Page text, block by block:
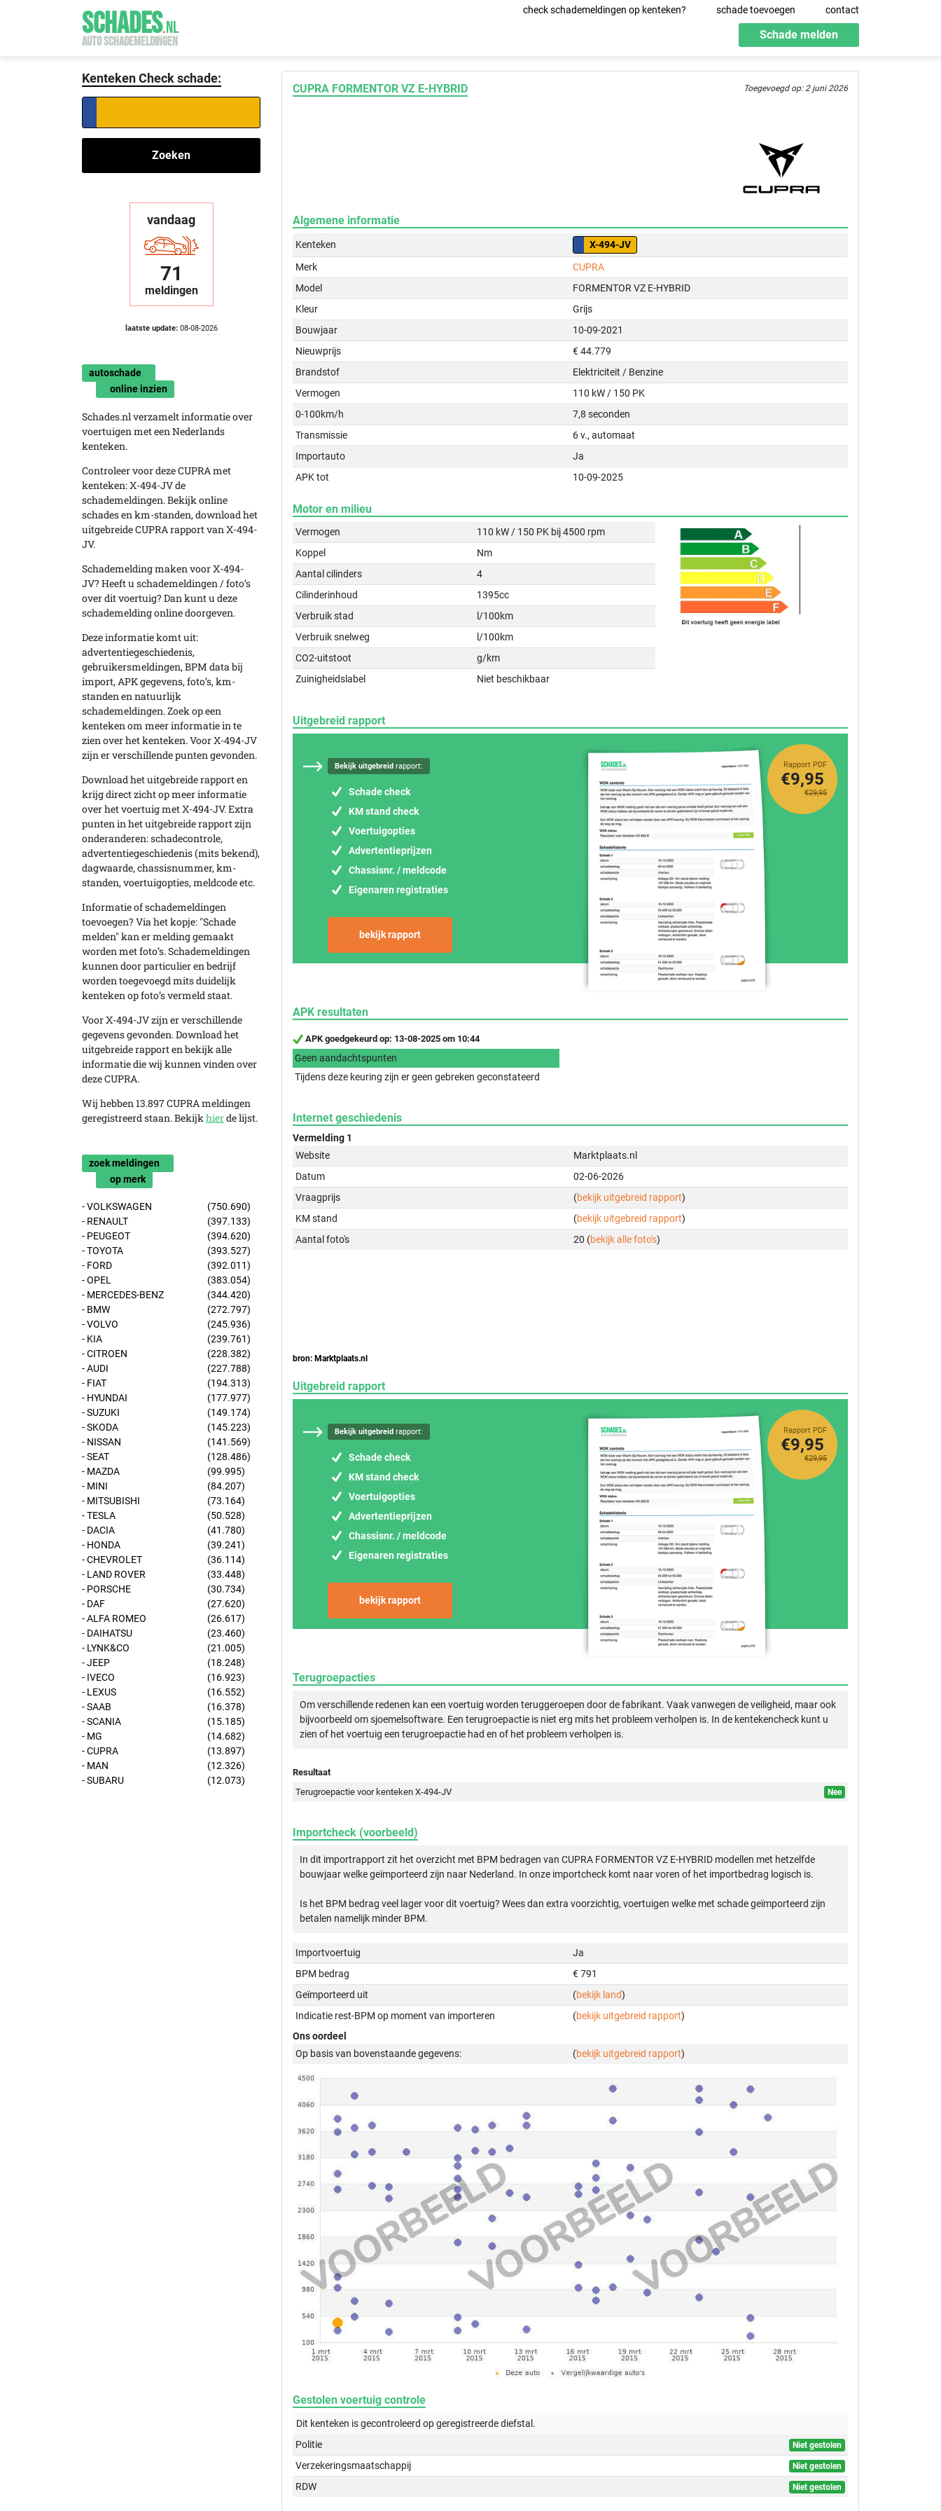
SCHADES.NL
AUTO SCHADEMELDINGEN
check schademeldingen op kenteken? schade toevoegen contact
Schade melden
Kenteken Check schade:
Zoeken
vandaag
71
meldingen
laatste update:08-08-2026
autoschade
online inzien
Schades.nl verzamelt informatie over
voertuigen met een Nederlands
kenteken.
Controleer voor deze CUPRA met
kenteken: X-494-JV de
schademeldingen. Bekijk online
schades en km-standen, download het
uitgebreide CUPRA rapport van X-494-
JV.
Schademelding maken voor X-494-
JV? Heeft u schademeldingen / foto’s
over dit voertuig? Dan kunt u deze
schademelding online doorgeven.
Deze informatie komt uit:
advertentiegeschiedenis,
gebruikersmeldingen, BPM data bij
import, APK gegevens, foto’s, km-
standen en natuurlijk
schademeldingen. Zoek op een
kenteken om meer informatie in te
zien over het kenteken. Voor X-494-JV
zijn er verschillende punten gevonden.
Download het uitgebreide rapport en
krijg direct zicht op meer informatie
over het voertuig met X-494-JV. Extra
punten in het uitgebreide rapport zijn
onderanderen: schadecontrole,
advertentiegeschiedenis (mits bekend),
dagwaarde, chassisnummer, km-
standen, voertuigopties, meldcode etc.
Informatie of schademeldingen
toevoegen? Via het kopje: "Schade
melden" kan er melding gemaakt
worden met foto’s. Schademeldingen
kunnen door particulier en bedrijf
worden toegevoegd mits duidelijk
kenteken op foto’s vermeld staat.
Voor X-494-JV zijn er verschillende
gegevens gevonden. Download het
uitgebreide rapport en bekijk alle
informatie die wij kunnen vinden over
deze CUPRA.
Wij hebben 13.897 CUPRA meldingen
geregistreerd staan. Bekijkhierde lijst.
zoek meldingen
op merk
- VOLKSWAGEN
(750.690)
- RENAULT
(397.133)
- PEUGEOT
(394.620)
- TOYOTA
(393.527)
- FORD
(392.011)
- OPEL
(383.054)
- MERCEDES-BENZ
(344.420)
- BMW
(272.797)
- VOLVO
(245.936)
- KIA
(239.761)
- CITROEN
(228.382)
- AUDI
(227.788)
- FIAT
(194.313)
- HYUNDAI
(177.977)
- SUZUKI
(149.174)
- SKODA
(145.223)
- NISSAN
(141.569)
- SEAT
(128.486)
- MAZDA
(99.995)
- MINI
(84.207)
- MITSUBISHI
(73.164)
- TESLA
(50.528)
- DACIA
(41.780)
- HONDA
(39.241)
- CHEVROLET
(36.114)
- LAND ROVER
(33.448)
- PORSCHE
(30.734)
- DAF
(27.620)
- ALFA ROMEO
(26.617)
- DAIHATSU
(23.460)
- LYNK&CO
(21.005)
- JEEP
(18.248)
- IVECO
(16.923)
- LEXUS
(16.552)
- SAAB
(16.378)
- SCANIA
(15.185)
- MG
(14.682)
- CUPRA
(13.897)
- MAN
(12.326)
- SUBARU
(12.073)
CUPRA FORMENTOR VZ E-HYBRID Toegevoegd op: 2 juni 2026
Algemene informatie
Kenteken
X-494-JV
Merk
CUPRA
Model
FORMENTOR VZ E-HYBRID
Kleur
Grijs
Bouwjaar
10-09-2021
Nieuwprijs
€ 44.779
Brandstof
Elektriciteit / Benzine
Vermogen
110 kW / 150 PK
0-100km/h
7,8 seconden
Transmissie
6 v., automaat
Importauto
Ja
APK tot
10-09-2025
Motor en milieu
Vermogen
110 kW / 150 PK bij 4500 rpm
Koppel
Nm
Aantal cilinders
4
Cilinderinhoud
1395cc
Verbruik stad
l/100km
Verbruik snelweg
l/100km
CO2-uitstoot
g/km
Zuinigheidslabel
Niet beschikbaar
Uitgebreid rapport
Bekijk uitgebreid rapport:
Schade check
KM stand check
Voertuigopties
Advertentieprijzen
Chassisnr. / meldcode
Eigenaren registraties
bekijk rapport
Rapport PDF
€29,95
€9,95
APK resultaten
APK goedgekeurd op: 13-08-2025 om 10:44
Geen aandachtspunten
Tijdens deze keuring zijn er geen gebreken geconstateerd
Internet geschiedenis
Vermelding 1
Website
Marktplaats.nl
Datum
02-06-2026
Vraagprijs
(bekijk uitgebreid rapport)
KM stand
(bekijk uitgebreid rapport)
Aantal foto's
20 (bekijk alle foto's)
bron: Marktplaats.nl
Uitgebreid rapport
Bekijk uitgebreid rapport:
Schade check
KM stand check
Voertuigopties
Advertentieprijzen
Chassisnr. / meldcode
Eigenaren registraties
bekijk rapport
Rapport PDF
€29,95
€9,95
Terugroepacties
Om verschillende redenen kan een voertuig worden teruggeroepen door de fabrikant. Vaak vanwegen de veiligheid, maar ook
bijvoorbeeld om sjoemelsoftware. Een terugroepactie is niet erg mits het probleem verholpen is. In de kentekencheck kunt u
zien of het voertuig een terugroepactie had en of het probleem verholpen is.
Resultaat
Terugroepactie voor kenteken X-494-JV
Nee
Importcheck (voorbeeld)
In dit importrapport zit het overzicht met BPM bedragen van CUPRA FORMENTOR VZ E-HYBRID modellen met hetzelfde
bouwjaar welke geïmporteerd zijn naar Nederland. In onze importcheck komt naar voren of het importbedrag logisch is.
Is het BPM bedrag veel lager voor dit voertuig? Wees dan extra voorzichtig, voertuigen welke met schade geïmporteerd zijn
betalen namelijk minder BPM.
Importvoertuig
Ja
BPM bedrag
€ 791
Geïmporteerd uit
(bekijk land)
Indicatie rest-BPM op moment van importeren
(bekijk uitgebreid rapport)
Ons oordeel
Op basis van bovenstaande gegevens:
(bekijk uitgebreid rapport)
Gestolen voertuig controle
Dit kenteken is gecontroleerd opgeregistreerdediefstal.
Politie
Niet gestolen
Verzekeringsmaatschappij Niet gestolen
RDW Niet gestolen